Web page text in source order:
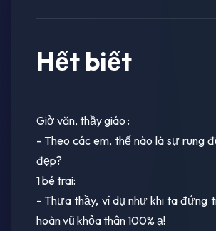
Hết biết
Giờ văn, thầy giáo :
- Theo các em, thế nào là sự rung
đẹp?
1 bé trai:
- Thưa thầy, ví dụ như khi ta đứng
hoàn vũ khỏa thân 100% ạ!